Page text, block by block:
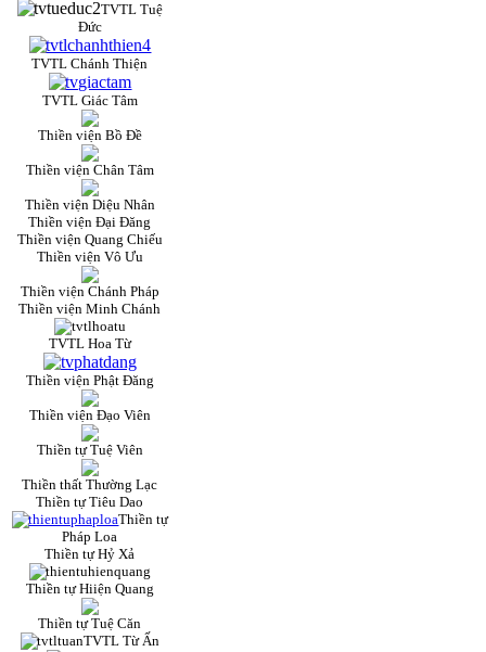
TVTL Tuệ
Đức
TVTL Chánh Thiện
TVTL Giác Tâm
Thiền viện Bồ Đề
Thiền viện Chân Tâm
Thiền viện Diệu Nhân
Thiền viện Đại Đăng
Thiền viện Quang Chiếu
Thiền viện Vô Ưu
Thiền viện Chánh Pháp
Thiền viện Minh Chánh
TVTL Hoa Từ
Thiền viện Phật Đăng
Thiền viện Đạo Viên
Thiền tự Tuệ Viên
Thiền thất Thường Lạc
Thiền tự Tiêu Dao
Thiền tự
Pháp Loa
Thiền tự Hỷ Xả
Thiền tự Hiiện Quang
Thiền tự Tuệ Căn
TVTL Từ Ấn